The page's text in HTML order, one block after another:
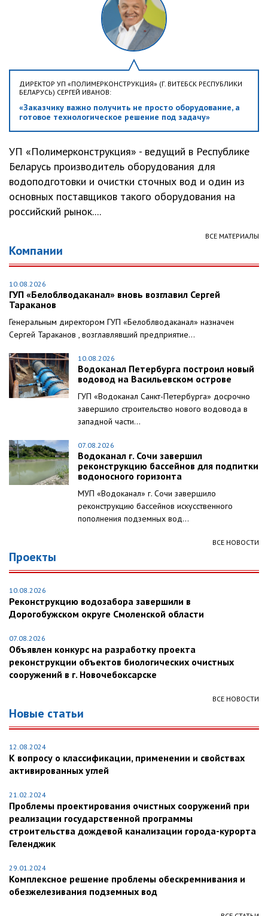
ДИРЕКТОР УП «ПОЛИМЕРКОНСТРУКЦИЯ» (Г. ВИТЕБСК РЕСПУБЛИКИ
БЕЛАРУСЬ) СЕРГЕЙ ИВАНОВ:
«Заказчику важно получить не просто оборудование, а
готовое технологическое решение под задачу»
УП «Полимерконструкция» - ведущий в Республике
Беларусь производитель оборудования для
водоподготовки и очистки сточных вод и один из
основных поставщиков такого оборудования на
российский рынок....
ВСЕ МАТЕРИАЛЫ
Компании
10.08.2026
ГУП «Белоблводаканал» вновь возглавил Сергей
Тараканов
Генеральным директором ГУП «Белоблводаканал» назначен
Сергей Тараканов , возглавлявший предприятие...
10.08.2026
Водоканал Петербурга построил новый
водовод на Васильевском острове
ГУП «Водоканал Санкт-Петербурга» досрочно
завершило строительство нового водовода в
западной части...
07.08.2026
Водоканал г. Сочи завершил
реконструкцию бассейнов для подпитки
водоносного горизонта
МУП «Водоканал» г. Сочи завершило
реконструкцию бассейнов искусственного
пополнения подземных вод...
ВСЕ НОВОСТИ
Проекты
10.08.2026
Реконструкцию водозабора завершили в
Дорогобужском округе Смоленской области
07.08.2026
Объявлен конкурс на разработку проекта
реконструкции объектов биологических очистных
сооружений в г. Новочебоксарске
ВСЕ НОВОСТИ
Новые статьи
12.08.2024
К вопросу о классификации, применении и свойствах
активированных углей
21.02.2024
Проблемы проектирования очистных сооружений при
реализации государственной программы
строительства дождевой канализации города-курорта
Геленджик
29.01.2024
Комплексное решение проблемы обескремнивания и
обезжелезивания подземных вод